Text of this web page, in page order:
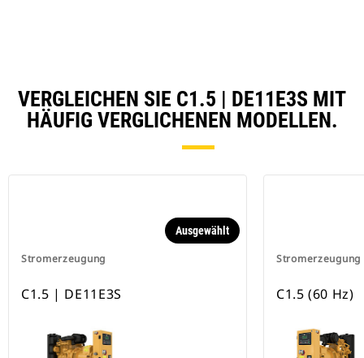
VERGLEICHEN SIE C1.5 | DE11E3S MIT
HÄUFIG VERGLICHENEN MODELLEN.
Stromerzeugung
Ausgewählt
C1.5 | DE11E3S
Stromerzeugung
C1.5 (60 Hz)